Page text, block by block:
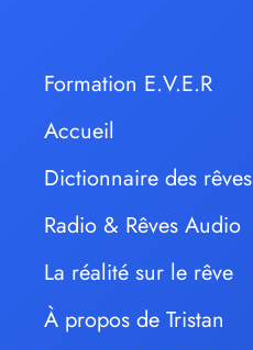
Formation E.V.E.R
Accueil
Dictionnaire des rêves
Radio & Rêves Audio
La réalité sur le rêve
À propos de Tristan